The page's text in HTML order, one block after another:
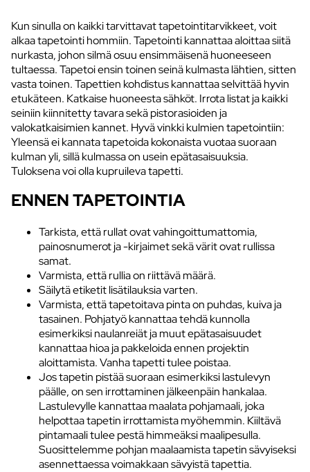
Kun sinulla on kaikki tarvittavat tapetointitarvikkeet, voit
alkaa tapetointi hommiin. Tapetointi kannattaa aloittaa siitä
nurkasta, johon silmä osuu ensimmäisenä huoneeseen
tultaessa. Tapetoi ensin toinen seinä kulmasta lähtien, sitten
vasta toinen. Tapettien kohdistus kannattaa selvittää hyvin
etukäteen. Katkaise huoneesta sähköt. Irrota listat ja kaikki
seiniin kiinnitetty tavara sekä pistorasioiden ja
valokatkaisimien kannet. Hyvä vinkki kulmien tapetointiin:
Yleensä ei kannata tapetoida kokonaista vuotaa suoraan
kulman yli, sillä kulmassa on usein epätasaisuuksia.
Tuloksena voi olla kupruileva tapetti.
ENNEN TAPETOINTIA
Tarkista, että rullat ovat vahingoittumattomia,
painosnumerot ja -kirjaimet sekä värit ovat rullissa
samat.
Varmista, että rullia on riittävä määrä.
Säilytä etiketit lisätilauksia varten.
Varmista, että tapetoitava pinta on puhdas, kuiva ja
tasainen. Pohjatyö kannattaa tehdä kunnolla
esimerkiksi naulanreiät ja muut epätasaisuudet
kannattaa hioa ja pakkeloida ennen projektin
aloittamista. Vanha tapetti tulee poistaa.
Jos tapetin pistää suoraan esimerkiksi lastulevyn
päälle, on sen irrottaminen jälkeenpäin hankalaa.
Lastulevylle kannattaa maalata pohjamaali, joka
helpottaa tapetin irrottamista myöhemmin. Kiiltävä
pintamaali tulee pestä himmeäksi maalipesulla.
Suosittelemme pohjan maalaamista tapetin sävyiseksi
asennettaessa voimakkaan sävyistä tapettia.